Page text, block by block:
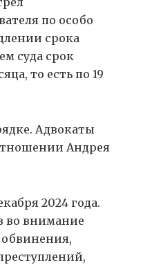
по особо
срока
суда срок
то есть по 19
Адвокаты
Андрея
2024 года.
во внимание
обвинения,